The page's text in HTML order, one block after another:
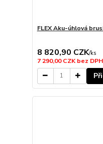
FLEX Aku-úhlová
8 820,90 CZK/ks
7 290,00 CZKbez DPH